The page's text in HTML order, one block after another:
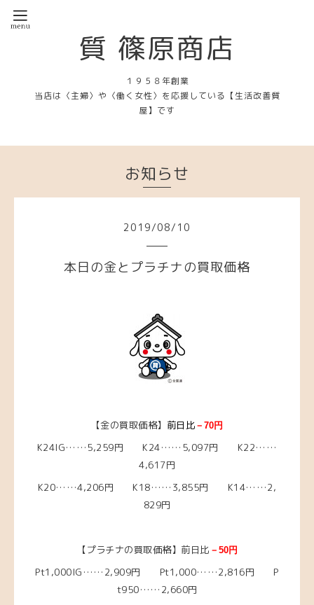
質 篠原商店
１９５８年創業
当店は〈主婦〉や〈働く女性〉を応援している【生活改善質
屋】です
お知らせ
2019/08/ 10
本日の金とプラチナの買取価格
【金の買取価格】 前日比 －70円
K24IG……5,259円 K24……5,097円 K22……
4,617円
K20……4,206円 K18……3,855円 K14……2,
829円
【プラチナの買取価格】前日比 －50円
Pt1,000IG……2,909円 Pt1,000……2,816円 P
t950……2,660円